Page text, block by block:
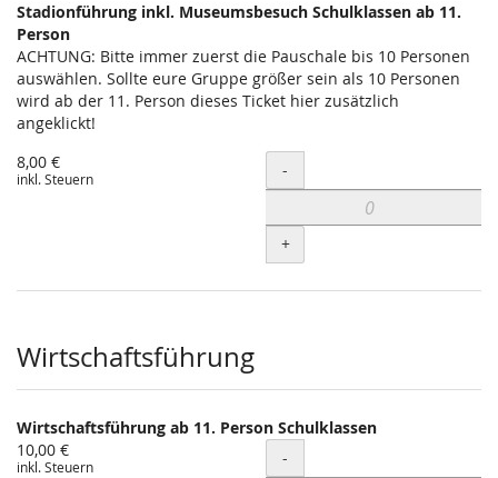
Stadionführung inkl. Museumsbesuch Schulklassen ab 11.
Person
ACHTUNG: Bitte immer zuerst die Pauschale bis 10 Personen
auswählen. Sollte eure Gruppe größer sein als 10 Personen
wird ab der 11. Person dieses Ticket hier zusätzlich
angeklickt!
8,00 €
inkl. Steuern Menge
-
+
Wirtschaftsführung
Wirtschaftsführung ab 11. Person Schulklassen
10,00 €
inkl. Steuern Menge
-